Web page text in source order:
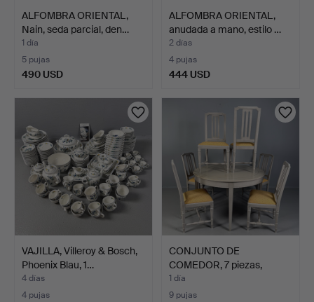
ALFOMBRA ORIENTAL,
Nain, seda parcial, den…
1 día
5 pujas
490 USD
ALFOMBRA ORIENTAL,
anudada a mano, estilo …
2 días
4 pujas
444 USD
VAJILLA, Villeroy & Bosch,
Phoenix Blau, 1…
4 días
4 pujas
CONJUNTO DE
COMEDOR, 7 piezas,
finales del…
1 día
9 pujas